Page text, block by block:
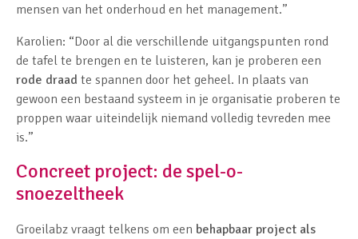
mensen van het onderhoud en het management.”
Karolien: “Door al die verschillende uitgangspunten rond
de tafel te brengen en te luisteren, kan je proberen een
rode draad te spannen door het geheel. In plaats van
gewoon een bestaand systeem in je organisatie proberen te
proppen waar uiteindelijk niemand volledig tevreden mee
is.”
Concreet project: de spel-o-
snoezeltheek
Groeilabz vraagt telkens om een behapbaar project als